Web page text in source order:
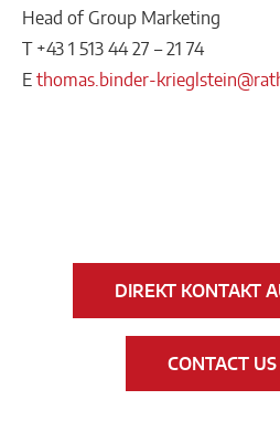
Head of Group Marketing
T +43 1 513 44 27 – 21 74
E thomas.binder-
DIREKT KONTAKT
CONTACT